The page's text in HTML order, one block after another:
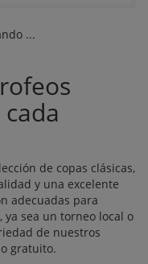
...
de copas clásicas,
y una excelente
adecuadas para
sea un torneo local o
de nuestros
gratuito.